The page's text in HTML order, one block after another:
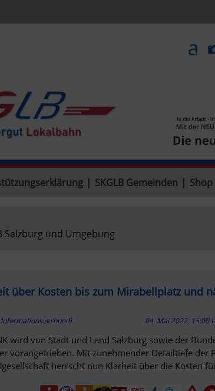
SKGLB Gemeinden Shop
Salzburg und Umgebung
über Kosten bis zum Mirabellplatz und
04. Mai 2022, 15:00
wird von Stadt und Land Salzburg sowie der
vorangetrieben. Mit zunehmender Detailtiefe der
herrscht nun Klarheit über die Kosten